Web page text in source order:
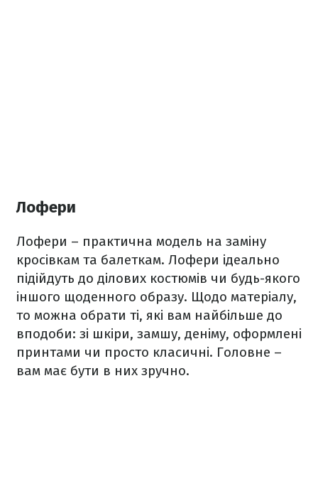
Лофери
Лофери – практична модель на заміну
кросівкам та балеткам. Лофери ідеально
підійдуть до ділових костюмів чи будь-якого
іншого щоденного образу. Щодо матеріалу,
то можна обрати ті, які вам найбільше до
вподоби: зі шкіри, замшу, деніму, оформлені
принтами чи просто класичні. Головне –
вам має бути в них зручно.